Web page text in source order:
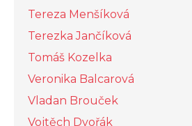
Tereza Menšíková
Terezka Jančíková
Tomáš Kozelka
Veronika Balcarová
Vladan Brouček
Vojtěch Dvořák